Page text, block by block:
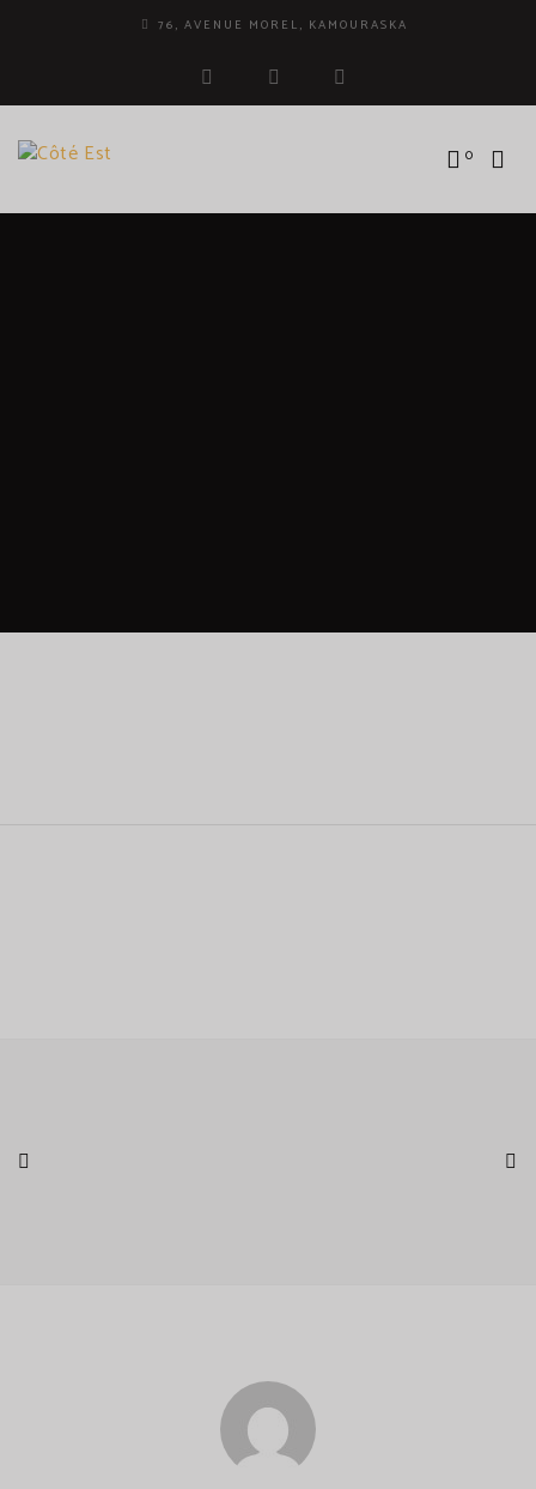
76, AVENUE MOREL, KAMOURASKA
facebook instagram
0